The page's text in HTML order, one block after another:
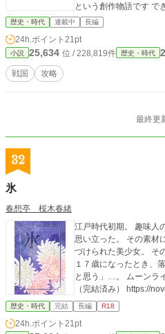
という創作物語です で
たりの長さは短いです
くお願いしますm(_ _)m
歴史・時代 連載中 長編
24h.ポイント 21pt
小説 25,634 位 / 228,819件 歴史・時代
戦国 攻略
最終更
32
氷
春想亭 桜木春緒
江戸時代初期。 趣味人
思い立った。 その素材
づけられた美少女。 そ
１７歳になったとき、
と思う」…。 ムーンライトノベルズにも投稿しています。
（完結済み） https://
歴史・時代 完結 長編 R18
24h.ポイント 21pt